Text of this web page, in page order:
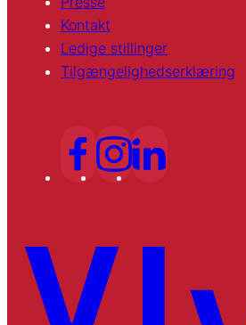
Kontakt
Ledige stillinger
Tilgængelighedserklæring